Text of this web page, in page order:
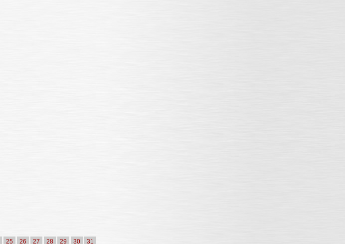
25 26 27 28 29 30 31